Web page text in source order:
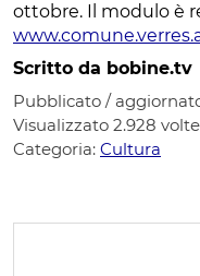
ottobre. Il modulo è
Scritto da bobine.tv
Pubblicato /
Visualizzato 2.928 volte
Categoria: Cultura